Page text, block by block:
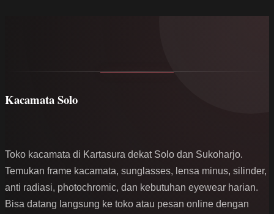
Kacamata Solo
Toko kacamata di Kartasura dekat Solo dan Sukoharjo.
Temukan frame kacamata, sunglasses, lensa minus, silinder,
anti radiasi, photochromic, dan kebutuhan eyewear harian.
Bisa datang langsung ke toko atau pesan online dengan